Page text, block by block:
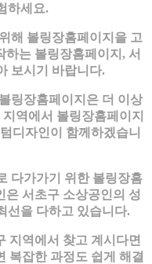
하세요.
해 볼링장홈페이지을 고
하는 볼링장홈페이지, 서
보시기 바랍니다.
링장홈페이지은 더 이상
역에서 볼링장홈페이지
디자인이 함께하겠습니
다가가기 위한 볼링장홈
서초구 소상공인의 성
선을 다하고 있습니다.
지역에서 찾고 계시다면
복잡한 과정도 쉽게 해결